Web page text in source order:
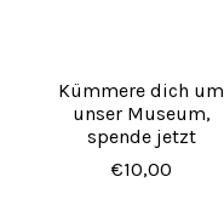
Kümmere dich um
unser Museum,
spende jetzt
€10,00